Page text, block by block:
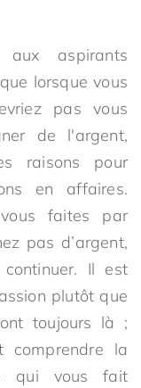
aspirants
lorsque vous
pas vous
de l'argent,
raisons pour
en affaires.
faites par
pas d’argent,
Il est
plutôt que
toujours là ;
comprendre la
qui vous fait